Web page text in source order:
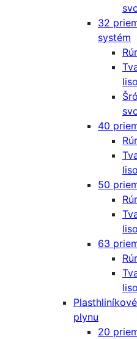
32
systém
40
50
63
plynu
20